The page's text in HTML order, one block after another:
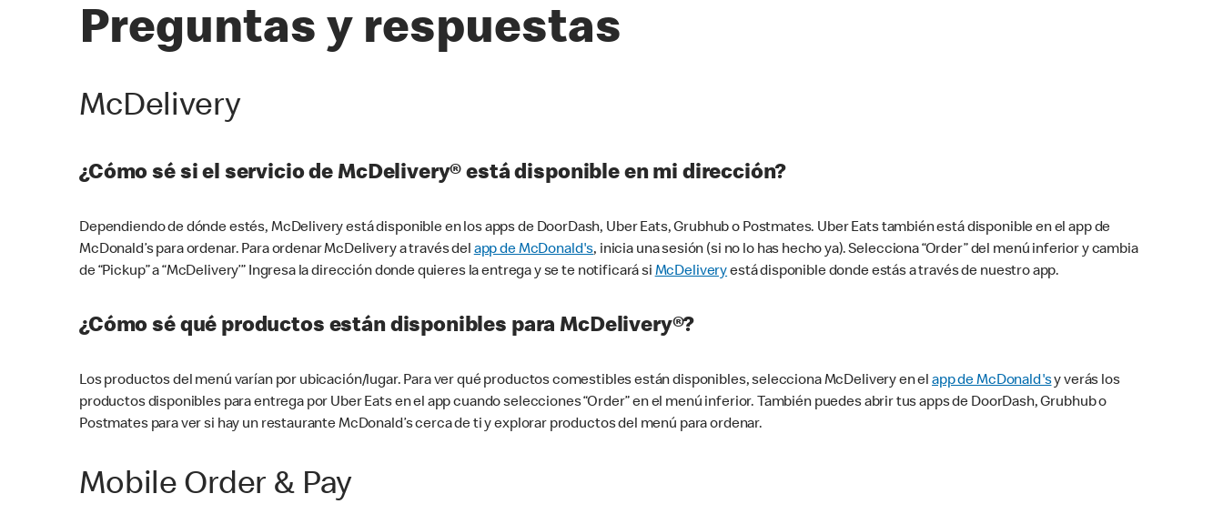
Preguntas y respuestas
McDelivery
¿Cómo sé si el servicio de McDelivery® está disponible en mi dirección?
Dependiendo de dónde estés, McDelivery está disponible en los apps de DoorDash, Uber Eats, Grubhub o Postmates. Uber Eats también está disponible en el app de
McDonald’s para ordenar. Para ordenar McDelivery a través del app de McDonald's, inicia una sesión (si no lo has hecho ya). Selecciona “Order” del menú inferior y cambia
de “Pickup” a “McDelivery’” Ingresa la dirección donde quieres la entrega y se te notificará si McDeliveryestá disponible donde estás a través de nuestro app.
¿Cómo sé qué productos están disponibles para McDelivery®?
Los productos del menú varían por ubicación/lugar. Para ver qué productos comestibles están disponibles, selecciona McDelivery en elapp de McDonald'sy verás los
productos disponibles para entrega por Uber Eats en el app cuando selecciones “Order” en el menú inferior. También puedes abrir tus apps de DoorDash, Grubhub o
Postmates para ver si hay un restaurante McDonald’s cerca de ti y explorar productos del menú para ordenar.
Mobile Order & Pay